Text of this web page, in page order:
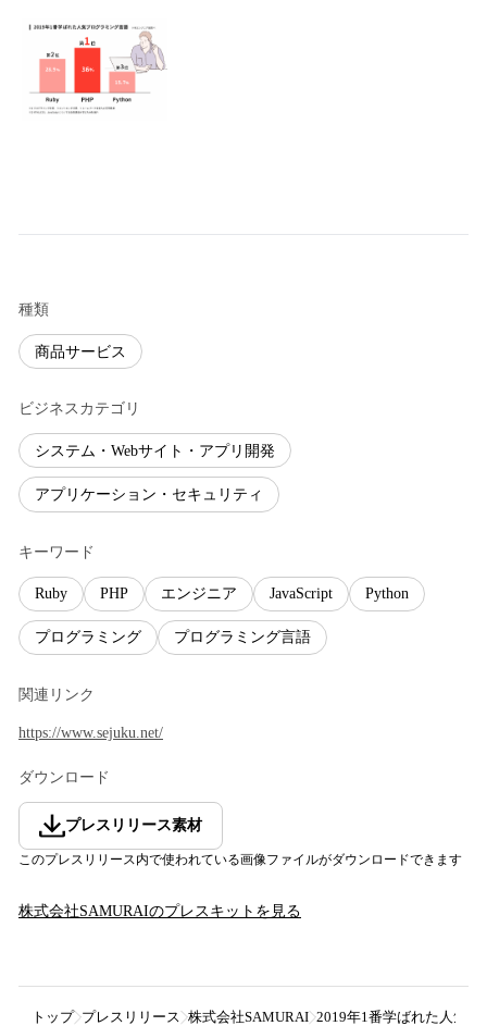
種類
商品サービス
ビジネスカテゴリ
システム・Webサイト・アプリ開発
アプリケーション・セキュリティ
キーワード
Ruby PHP エンジニア JavaScript Python
プログラミング プログラミング言語
関連リンク
https://www.sejuku.net/
ダウンロード
プレスリリース素材
このプレスリリース内で使われている画像ファイルがダウンロードできます
株式会社SAMURAIのプレスキットを見る
トップ プレスリリース 株式会社SAMURAI 2019年1番学ばれた人気